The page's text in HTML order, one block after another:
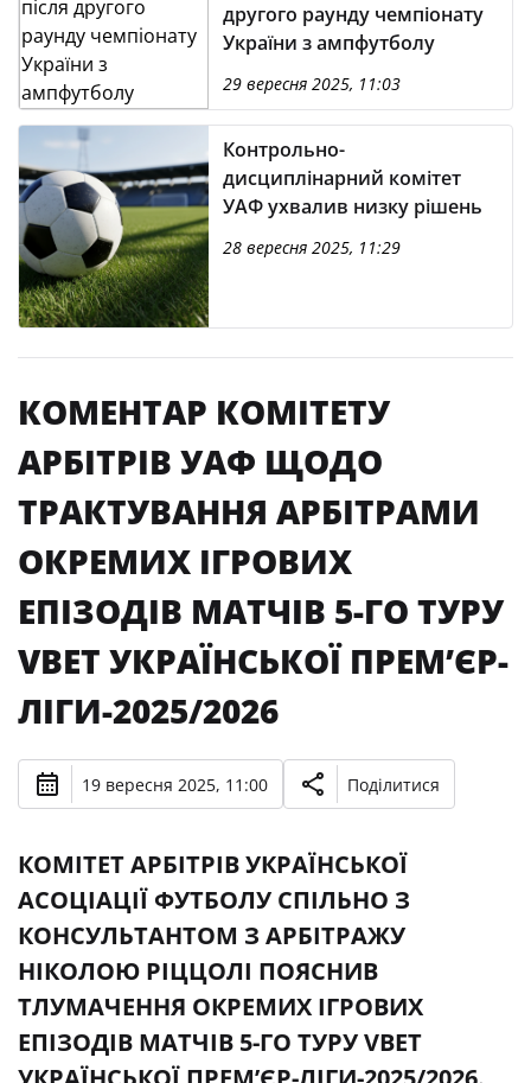
другого раунду чемпіонату
України з ампфутболу
29 вересня 2025, 11:03
Контрольно-
дисциплінарний комітет
УАФ ухвалив низку рішень
28 вересня 2025, 11:29
КОМЕНТАР КОМІТЕТУ
АРБІТРІВ УАФ ЩОДО
ТРАКТУВАННЯ АРБІТРАМИ
ОКРЕМИХ ІГРОВИХ
ЕПІЗОДІВ МАТЧІВ 5-ГО ТУРУ
VBET УКРАЇНСЬКОЇ ПРЕМʼЄР-
ЛІГИ-2025/2026
19 вересня 2025, 11:00 Поділитися
КОМІТЕТ АРБІТРІВ УКРАЇНСЬКОЇ
АСОЦІАЦІЇ ФУТБОЛУ СПІЛЬНО З
КОНСУЛЬТАНТОМ З АРБІТРАЖУ
НІКОЛОЮ РІЦЦОЛІ ПОЯСНИВ
ТЛУМАЧЕННЯ ОКРЕМИХ ІГРОВИХ
ЕПІЗОДІВ МАТЧІВ 5-ГО ТУРУ VBET